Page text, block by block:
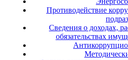
Противодействие
Сведения о доходах,
обязательствах